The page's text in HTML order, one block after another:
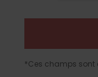
*Ces champs sont